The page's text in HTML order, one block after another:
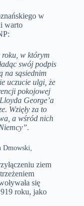
w
warto
roku, w którym
swój podpis
na sąsiednim
uczucie ulgi, że
pokojowej
George’a
Wzięły za to
a wśród nich
Dmowski,
ziem
się
roku, jako